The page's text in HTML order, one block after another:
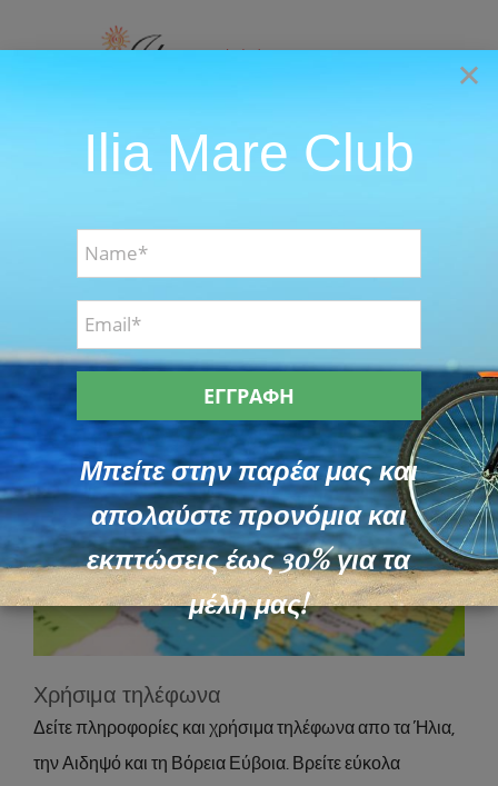
to
Location
Χρήσιμα τηλέφωνα
About
Χρήσιμα τηλέφωνα
Δείτε πληροφορίες και χρήσιμα τηλέφωνα απο τα Ήλια,
την Αιδηψό και τη Βόρεια Εύβοια. Βρείτε εύκολα
×
Ilia Mare Club
Μπείτε στην παρέα μας και
απολαύστε προνόμια και
εκπτώσεις έως 30% για τα
μέλη μας!